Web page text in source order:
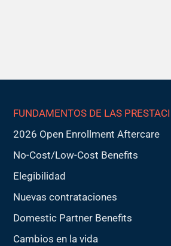
FUNDAMENTOS DE LAS
2026 Open Enrollment Aftercare
No-Cost/Low-Cost Benefits
Elegibilidad
Nuevas contrataciones
Domestic Partner Benefits
Cambios en la vida